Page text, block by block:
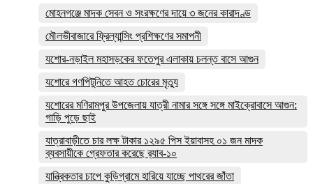
মোহনগঞ্জে মাদক সেবন ও সংরক্ষণের দায়ে ৩ জনের কারাদণ্ড
মৌলভীবাজারে ফ্রিল্যান্সিং প্রশিক্ষণের সমাপনী
যশোর-নড়াইল মহাসড়কের ফতেপুর এলাকায় চলন্ত বাসে আগুন
যশোরে গণপিটুনিতে আহত চোরের মৃত্যু
যশোরের মণিরামপুর উপজেলায় যাত্রী নামার সঙ্গে সঙ্গে মাইক্রোবাসে আগুন:
গাড়ি পুড়ে ছাই
যাত্রাবাড়ীতে চার লক্ষ টাকার ১২৯৫ পিস ইয়াবাসহ ০১ জন মাদক
ব্যবসায়ীকে গ্রেফতার করেছে র‌্যাব-১০
যান্ত্রিকতার চাপে কুড়িগ্রামে হারিয়ে যাচ্ছে পাথরের জাঁতা